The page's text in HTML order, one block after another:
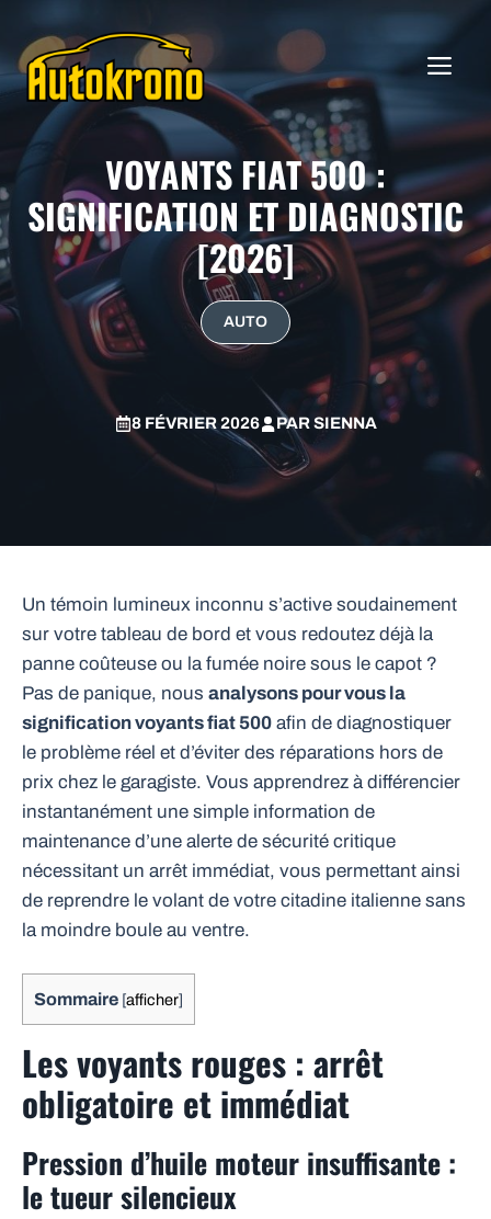
contenu
VOYANTS FIAT 500 :
SIGNIFICATION ET DIAGNOSTIC
[2026]
AUTO
8 FÉVRIER 2026 PARSIENNA
Un témoin lumineux inconnu s’active soudainement
sur votre tableau de bord et vous redoutez déjà la
panne coûteuse ou la fumée noire sous le capot ?
Pas de panique, nous analysons pour vous la
signification voyants fiat 500 afin de diagnostiquer
le problème réel et d’éviter des réparations hors de
prix chez le garagiste. Vous apprendrez à différencier
instantanément une simple information de
maintenance d’une alerte de sécurité critique
nécessitant un arrêt immédiat, vous permettant ainsi
de reprendre le volant de votre citadine italienne sans
la moindre boule au ventre.
Sommaire [afficher]
Les voyants rouges : arrêt
obligatoire et immédiat
Pression d’huile moteur insuffisante :
le tueur silencieux